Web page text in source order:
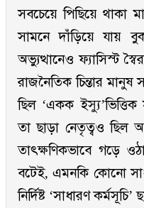
সবচেয়ে পিছিয়ে থাকা
সামনে দাঁড়িয়ে যায়
অভ্যুত্থানেও ফ্যাসিস্ট
রাজনৈতিক চিন্তার
ছিল ‘একক ইস্যু’ভিত্তিক
তা ছাড়া নেতৃত্বও ছিল
তাৎক্ষণিকভাবে গড়ে
বটেই, এমনকি কোনো
নির্দিষ্ট ‘সাধারণ